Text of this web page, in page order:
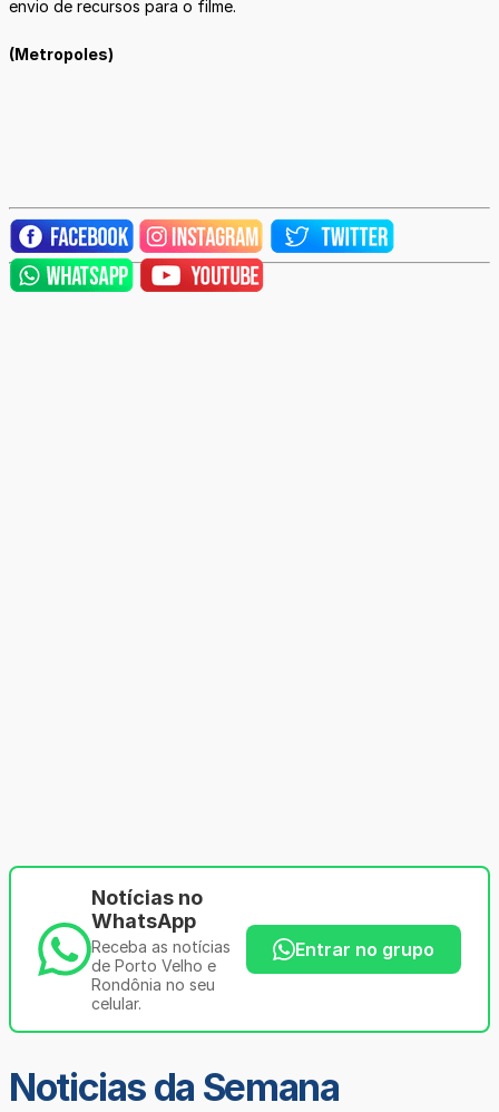
envio de recursos para o filme.
(Metropoles)
Notícias no
WhatsApp
Receba as notícias
de Porto Velho e
Rondônia no seu
celular.
Entrar no grupo
Noticias da Semana